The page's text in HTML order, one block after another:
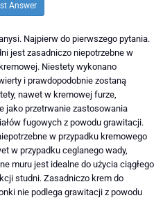
Answer
Najpierw do pierwszego pytania.
jest zasadniczo niepotrzebne w
Niestety wykonano
i prawdopodobnie zostaną
nawet w kremowej furze,
jako przetrwanie zastosowania
fugowych z powodu grawitacji.
w przypadku kremowego
w przypadku ceglanego wady,
muru jest idealne do użycia ciągłego
studni. Zasadniczo krem ​​do
nie podlega grawitacji z powodu